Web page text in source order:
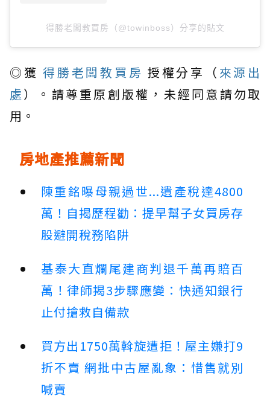
得勝老闆教買房（@towinboss）分享的貼文
◎獲 得勝老闆教買房 授權分享（來源出
處）。請尊重原創版權，未經同意請勿取
用。
房地產推薦新聞
陳重銘曝母親過世...遺產稅達4800
萬！自揭歷程勸：提早幫子女買房存
股避開稅務陷阱
基泰大直爛尾建商判退千萬再賠百
萬！律師揭3步驟應變：快通知銀行
止付搶救自備款
買方出1750萬斡旋遭拒！屋主嫌打9
折不賣 網批中古屋亂象：惜售就別
喊賣